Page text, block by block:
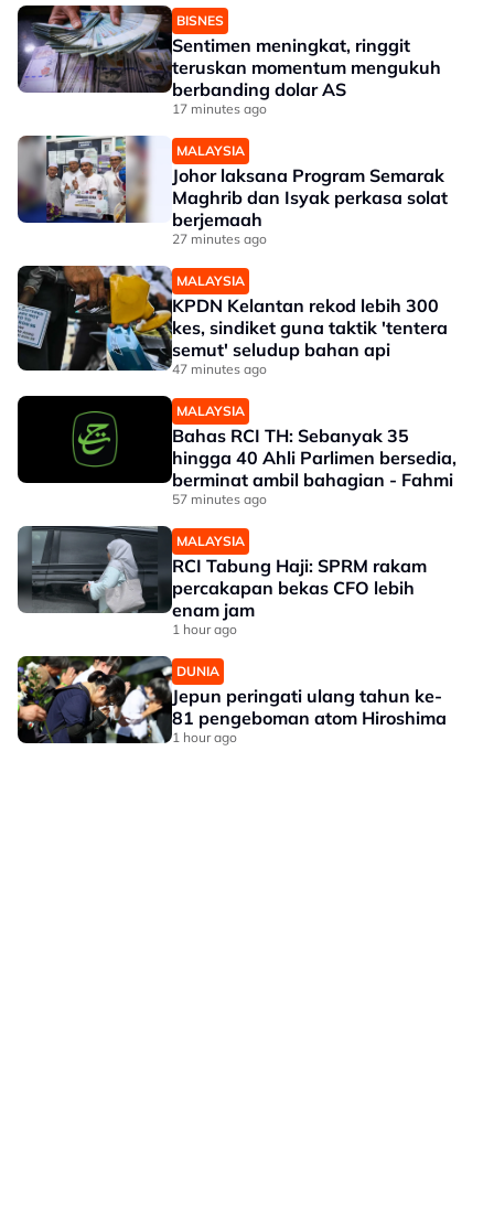
BISNES
Sentimen meningkat, ringgit
teruskan momentum mengukuh
berbanding dolar AS
17 minutes ago
MALAYSIA
Johor laksana Program Semarak
Maghrib dan Isyak perkasa solat
berjemaah
27 minutes ago
MALAYSIA
KPDN Kelantan rekod lebih 300
kes, sindiket guna taktik 'tentera
semut' seludup bahan api
47 minutes ago
MALAYSIA
Bahas RCI TH: Sebanyak 35
hingga 40 Ahli Parlimen bersedia,
berminat ambil bahagian - Fahmi
57 minutes ago
MALAYSIA
RCI Tabung Haji: SPRM rakam
percakapan bekas CFO lebih
enam jam
1 hour ago
DUNIA
Jepun peringati ulang tahun ke-
81 pengeboman atom Hiroshima
1 hour ago